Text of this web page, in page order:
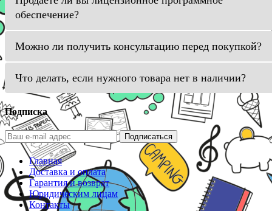
обеспечение?
Можно ли получить консультацию перед покупкой?
Что делать, если нужного товара нет в наличии?
Подписка
Подписаться
Главная
Доставка и оплата
Гарантия и возврат
Юридическим лицам
Контакты